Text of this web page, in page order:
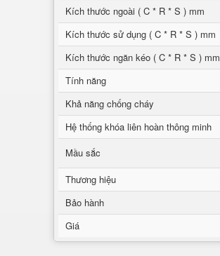
Kích thước ngoài ( C * R * S ) mm
Kích thước sử dụng ( C * R * S ) mm
Kích thước ngăn kéo ( C * R * S ) mm
Tính năng
Khả năng chống cháy
Hệ thống khóa liên hoàn thông minh
Mầu sắc
Thương hiệu
Bảo hành
Giá